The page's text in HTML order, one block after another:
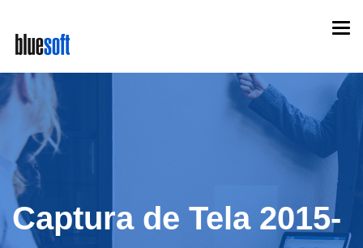
main
content
Captura de Tela 2015-